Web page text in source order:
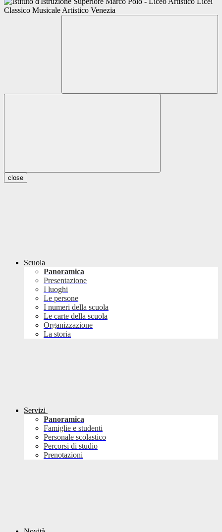
close
Scuola
Panoramica
Presentazione
I luoghi
Le persone
I numeri della scuola
Le carte della scuola
Organizzazione
La storia
Servizi
Panoramica
Famiglie e studenti
Personale scolastico
Percorsi di studio
Prenotazioni